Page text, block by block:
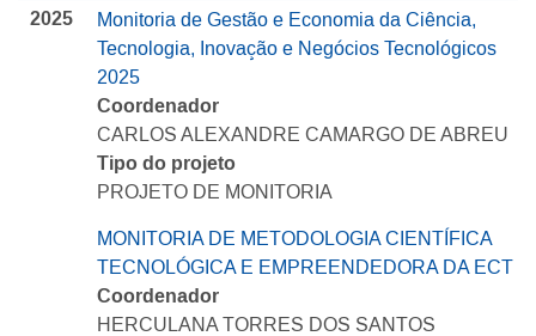
2025
Monitoria de Gestão e Economia da Ciência,
Tecnologia, Inovação e Negócios Tecnológicos
2025
Coordenador
CARLOS ALEXANDRE CAMARGO DE ABREU
Tipo do projeto
PROJETO DE MONITORIA
MONITORIA DE METODOLOGIA CIENTÍFICA
TECNOLÓGICA E EMPREENDEDORA DA ECT
Coordenador
HERCULANA TORRES DOS SANTOS